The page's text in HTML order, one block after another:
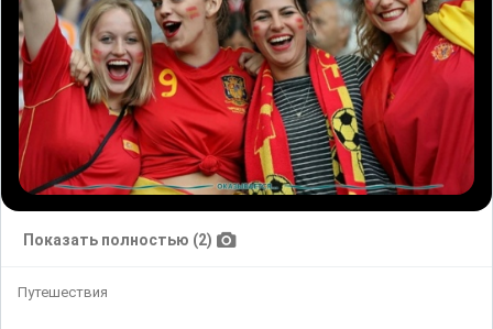
Показать полностью (2)
Путешествия